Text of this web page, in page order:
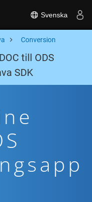
Svenska
Conversion
till ODS
SDK